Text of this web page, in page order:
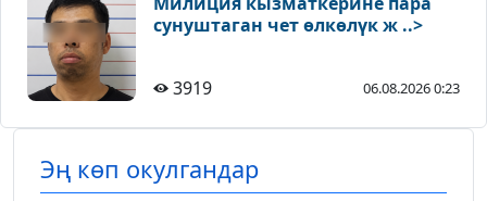
сунуштаган чет өлкөлүк ж ..>
3919 06.08.2026 0:23
Эң көп окулгандар